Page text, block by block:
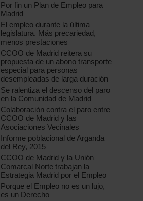
Por fin un Plan de Empleo para
Madrid
El empleo durante la última
legislatura. Más precariedad,
menos prestaciones
CCOO de Madrid reitera su
propuesta de un abono transporte
especial para personas
desempleadas de larga duración
Se ralentiza el descenso del paro
en la Comunidad de Madrid
Colaboración contra el paro entre
CCOO de Madrid y las
Asociaciones Vecinales
Informe poblacional de Arganda
del Rey, 2015
CCOO de Madrid y la Unión
Comarcal Norte trabajan la
Estrategia Madrid por el Empleo
Porque el Empleo no es un lujo,
es un Derecho